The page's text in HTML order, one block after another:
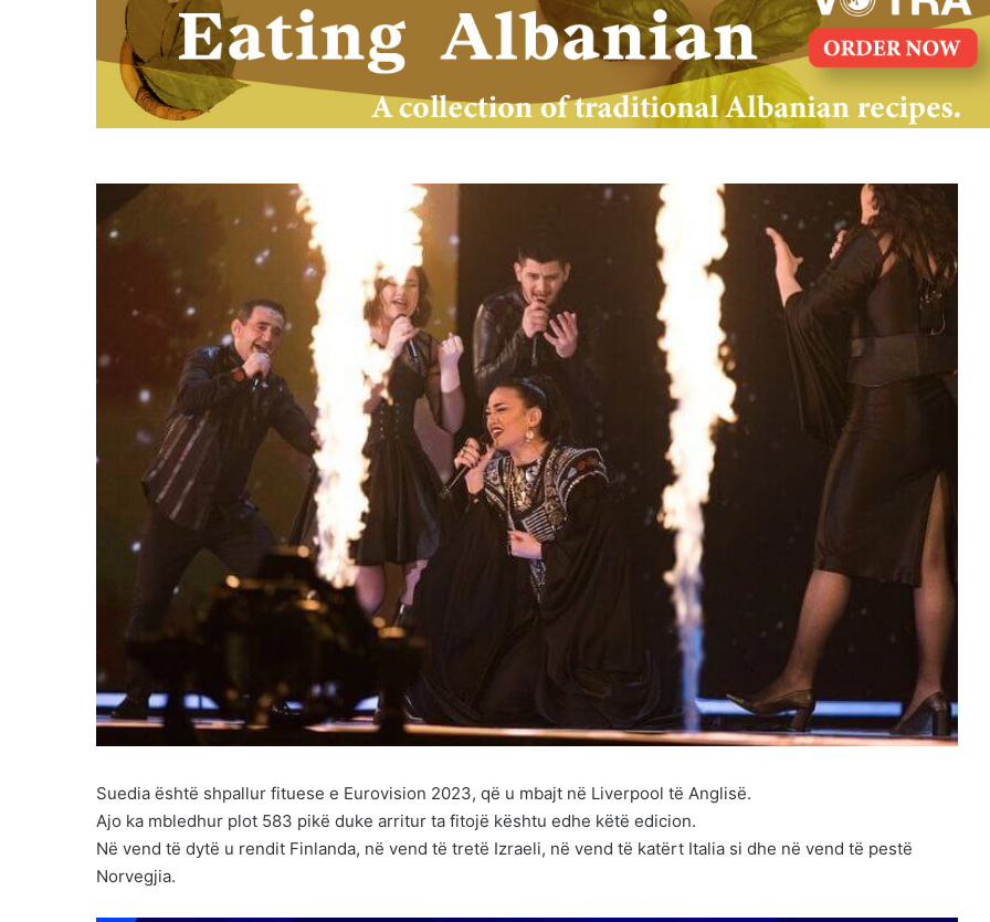
Suedia është shpallur fituese e Eurovision 2023, që u mbajt në Liverpool të Anglisë.
Ajo ka mbledhur plot 583 pikë duke arritur ta fitojë kështu edhe këtë edicion.
Në vend të dytë u rendit Finlanda, në vend të tretë Izraeli, në vend të katërt Italia si dhe në vend të pestë
Norvegjia.